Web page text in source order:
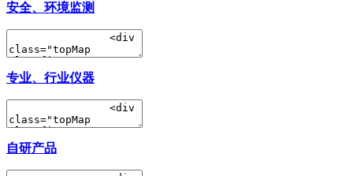
安全、环境监测
专业、行业仪器
自研产品